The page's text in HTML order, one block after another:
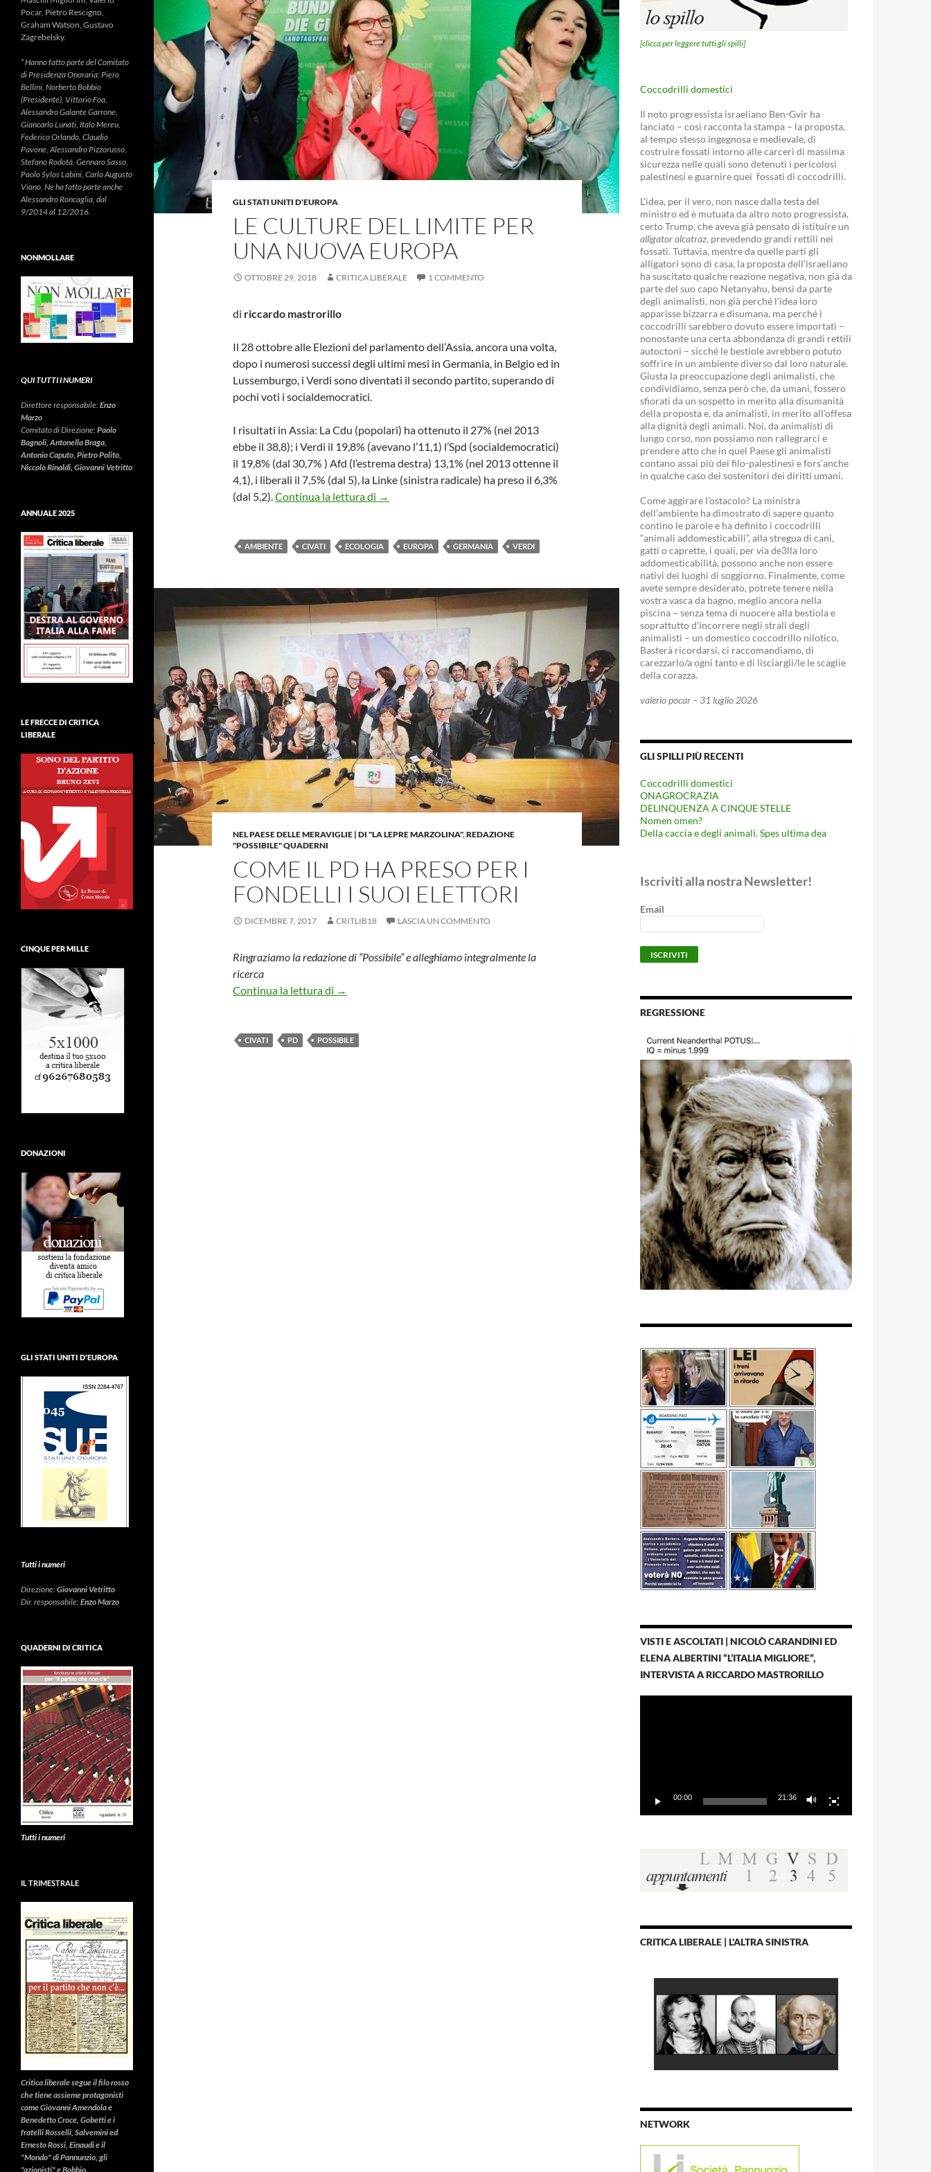
GLI STATI UNITI D'EUROPA
LE CULTURE DEL LIMITE PER
UNA NUOVA EUROPA
OTTOBRE 29, 2018 CRITICA LIBERALE 1 COMMENTO
di riccardo mastrorillo
Il 28 ottobre alle Elezioni del parlamento dell’Assia, ancora una volta,
dopo i numerosi successi degli ultimi mesi in Germania, in Belgio ed in
Lussemburgo, i Verdi sono diventati il secondo partito, superando di
pochi voti i socialdemocratici.
I risultati in Assia: La Cdu (popolari) ha ottenuto il 27% (nel 2013
ebbe il 38,8); i Verdi il 19,8% (avevano l’11,1) l’Spd (socialdemocratici)
il 19,8% (dal 30,7% ) Afd (l’estrema destra) 13,1% (nel 2013 ottenne il
4,1), i liberali il 7,5% (dal 5), la Linke (sinistra radicale) ha preso il 6,3%
(dal 5,2).Continua la lettura di Le culture del limite per una nuova Europa
→
AMBIENTE CIVATI ECOLOGIA EUROPA GERMANIA VERDI
NEL PAESE DELLE MERAVIGLIE | DI "LA LEPRE MARZOLINA",REDAZIONE
"POSSIBILE" QUADERNI
COME IL PD HA PRESO PER I
FONDELLI I SUOI ELETTORI
DICEMBRE 7, 2017 CRITLIB18 LASCIA UN COMMENTO
Ringraziamo la redazione di “Possibile” e alleghiamo integralmente la
ricerca
Continua la lettura di come il pd ha preso per i fondelli i suoi elettori
→
CIVATI PD POSSIBILE
[clicca per leggere tutti gli spilli]
Coccodrilli domestici
Il noto progressista israeliano Ben-Gvir ha
lanciato – così racconta la stampa – la proposta,
al tempo stesso ingegnosa e medievale, di
costruire fossati intorno alle carceri di massima
sicurezza nelle quali sono detenuti i pericolosi
palestinesi e guarnire quei fossati di coccodrilli.
L’idea, per il vero, non nasce dalla testa del
ministro ed è mutuata da altro noto progressista,
certo Trump, che aveva già pensato di istituire un
alligator alcatraz, prevedendo grandi rettili nei
fossati. Tuttavia, mentre da quelle parti gli
alligatori sono di casa, la proposta dell’israeliano
ha suscitato qualche reazione negativa, non già da
parte del suo capo Netanyahu, bensì da parte
degli animalisti, non già perché l’idea loro
apparisse bizzarra e disumana, ma perché i
coccodrilli sarebbero dovuto essere importati –
nonostante una certa abbondanza di grandi rettili
autoctoni – sicché le bestiole avrebbero potuto
soffrire in un ambiente diverso dal loro naturale.
Giusta la preoccupazione degli animalisti, che
condividiamo, senza però che, da umani, fossero
sfiorati da un sospetto in merito alla disumanità
della proposta e, da animalisti, in merito all’offesa
alla dignità degli animali. Noi, da animalisti di
lungo corso, non possiamo non rallegrarci e
prendere atto che in quel Paese gli animalisti
contano assai più dei filo-palestinesi e fors’anche
in qualche caso dei sostenitori dei diritti umani.
Come aggirare l’ostacolo? La ministra
dell’ambiente ha dimostrato di sapere quanto
contino le parole e ha definito i coccodrilli
“animali addomesticabili”, alla stregua di cani,
gatti o caprette, i quali, per via de3lla loro
addomesticabilità, possono anche non essere
nativi dei luoghi di soggiorno. Finalmente, come
avete sempre desiderato, potrete tenere nella
vostra vasca da bagno, meglio ancora nella
piscina – senza tema di nuocere alla bestiola e
soprattutto d’incorrere negli strali degli
animalisti – un domestico coccodrillo nilotico.
Basterà ricordarsi, ci raccomandiamo, di
carezzarlo/a ogni tanto e di lisciargli/le le scaglie
della corazza.
valerio pocar – 31 luglio 2026
GLI SPILLI PIÙ RECENTI
Coccodrilli domestici
ONAGROCRAZIA
DELINQUENZA A CINQUE STELLE
Nomen omen?
Della caccia e degli animali. Spes ultima dea
Iscriviti alla nostra Newsletter!
Email
REGRESSIONE
VISTI E ASCOLTATI | NICOLÒ CARANDINI ED
ELENA ALBERTINI “L’ITALIA MIGLIORE”,
INTERVISTA A RICCARDO MASTRORILLO
00:00 21:36
CRITICA LIBERALE | L'ALTRA SINISTRA
NETWORK
Pocar, Pietro Rescigno,
Graham Watson, Gustavo
Zagrebelsky.
* Hanno fatto parte del Comitato
di Presidenza Onoraria: Piero
Bellini, Norberto Bobbio
(Presidente), Vittorio Foa,
Alessandro Galante Garrone,
Giancarlo Lunati, Italo Mereu,
Federico Orlando, Claudio
Pavone, Alessandro Pizzorusso,
Stefano Rodotà, Gennaro Sasso,
Paolo Sylos Labini, Carlo Augusto
Viano. Ne ha fatto parte anche
Alessandro Roncaglia, dal
9/2014 al 12/2016.
NONMOLLARE
QUI TUTTI I NUMERI
Direttore responsabile:Enzo
Marzo
Comitato di Direzione:Paolo
Bagnoli, Antonella Braga,
Antonio Caputo, Pietro Polito,
Niccolò Rinaldi, Giovanni Vetritto
ANNUALE 2025
LE FRECCE DI CRITICA
LIBERALE
CINQUE PER MILLE
DONAZIONI
GLI STATI UNITI D’EUROPA
Tutti i numeri
Direzione:Giovanni Vetritto
Dir. responsabile:Enzo Marzo
QUADERNI DI CRITICA
Tutti i numeri
IL TRIMESTRALE
Critica liberalesegue il filo rosso
che tiene assieme protagonisti
come Giovanni Amendola e
Benedetto Croce, Gobetti e i
fratelli Rosselli, Salvemini ed
Ernesto Rossi, Einaudi e il
"Mondo" di Pannunzio, gli
"azionisti" e Bobbio.